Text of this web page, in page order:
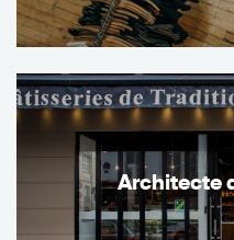
Architecte